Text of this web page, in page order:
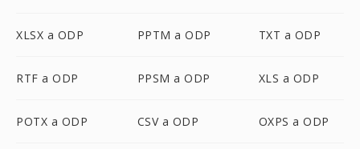
XLSX a ODP PPTM a ODP TXT a ODP
RTF a ODP PPSM a ODP XLS a ODP
POTX a ODP CSV a ODP OXPS a ODP